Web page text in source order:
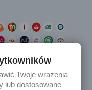

Twoje wrażenia
lub dostosowane